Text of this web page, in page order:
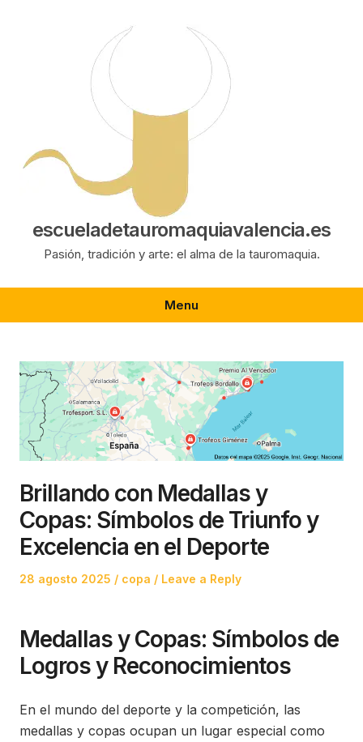
escueladetauromaquiavalencia.es
Pasión, tradición y arte: el alma de la tauromaquia.
Menu
Brillando con Medallas y
Copas: Símbolos de Triunfo y
Excelencia en el Deporte
Posted
28 agosto 2025
Posted
copa Leave a Reply
Medallas y Copas: Símbolos de
Logros y Reconocimientos
En el mundo del deporte y la competición, las
medallas y copas ocupan un lugar especial como